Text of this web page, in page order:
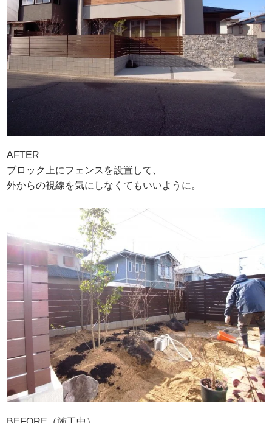
AFTER
ブロック上にフェンスを設置して、
外からの視線を気にしなくてもいいように。